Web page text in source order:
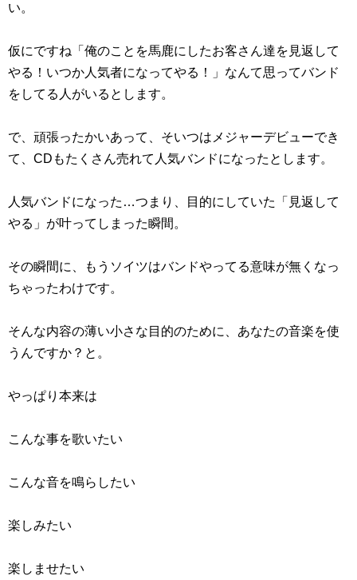
い。
仮にですね「俺のことを馬鹿にしたお客さん達を見返して
やる！いつか人気者になってやる！」なんて思ってバンド
をしてる人がいるとします。
で、頑張ったかいあって、そいつはメジャーデビューでき
て、CDもたくさん売れて人気バンドになったとします。
人気バンドになった…つまり、目的にしていた「見返して
やる」が叶ってしまった瞬間。
その瞬間に、もうソイツはバンドやってる意味が無くなっ
ちゃったわけです。
そんな内容の薄い小さな目的のために、あなたの音楽を使
うんですか？と。
やっぱり本来は
こんな事を歌いたい
こんな音を鳴らしたい
楽しみたい
楽しませたい